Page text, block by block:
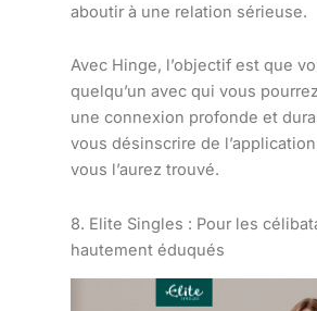
aboutir à une relation sérieuse.
Avec Hinge, l’objectif est que
quelqu’un avec qui vous
une connexion profonde et
vous désinscrire de
vous l’aurez trouvé.
8. Elite Singles : Pour les
hautement éduqués